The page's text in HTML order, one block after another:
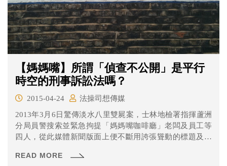
【媽媽嘴】所謂「偵查不公開」是平行
時空的刑事訴訟法嗎？
2015-04-24
法操司想傳媒
2013年3月6日驚傳淡水八里雙屍案，士林地檢署指揮蘆洲
分局員警搜索並緊急拘提「媽媽嘴咖啡廳」老闆及員工等
四人，從此媒體新聞版面上便不斷用誇張聳動的標題及談
「媽媽嘴咖啡廳」也成為網路上的熱門關鍵詞，直到同年4
READ MORE